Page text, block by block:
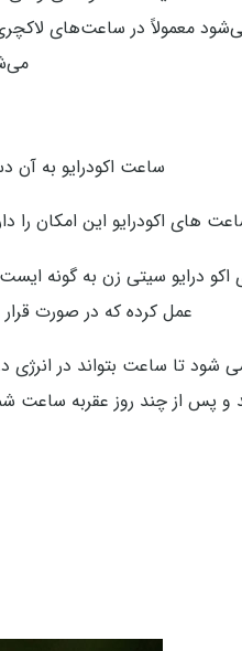
ساعت اکودرایو به آن
های اکودرایو این امکان
عمل کرده که در صورت
تا ساعت بتواند در انرژی
پس از چند روز عقربه ساعت